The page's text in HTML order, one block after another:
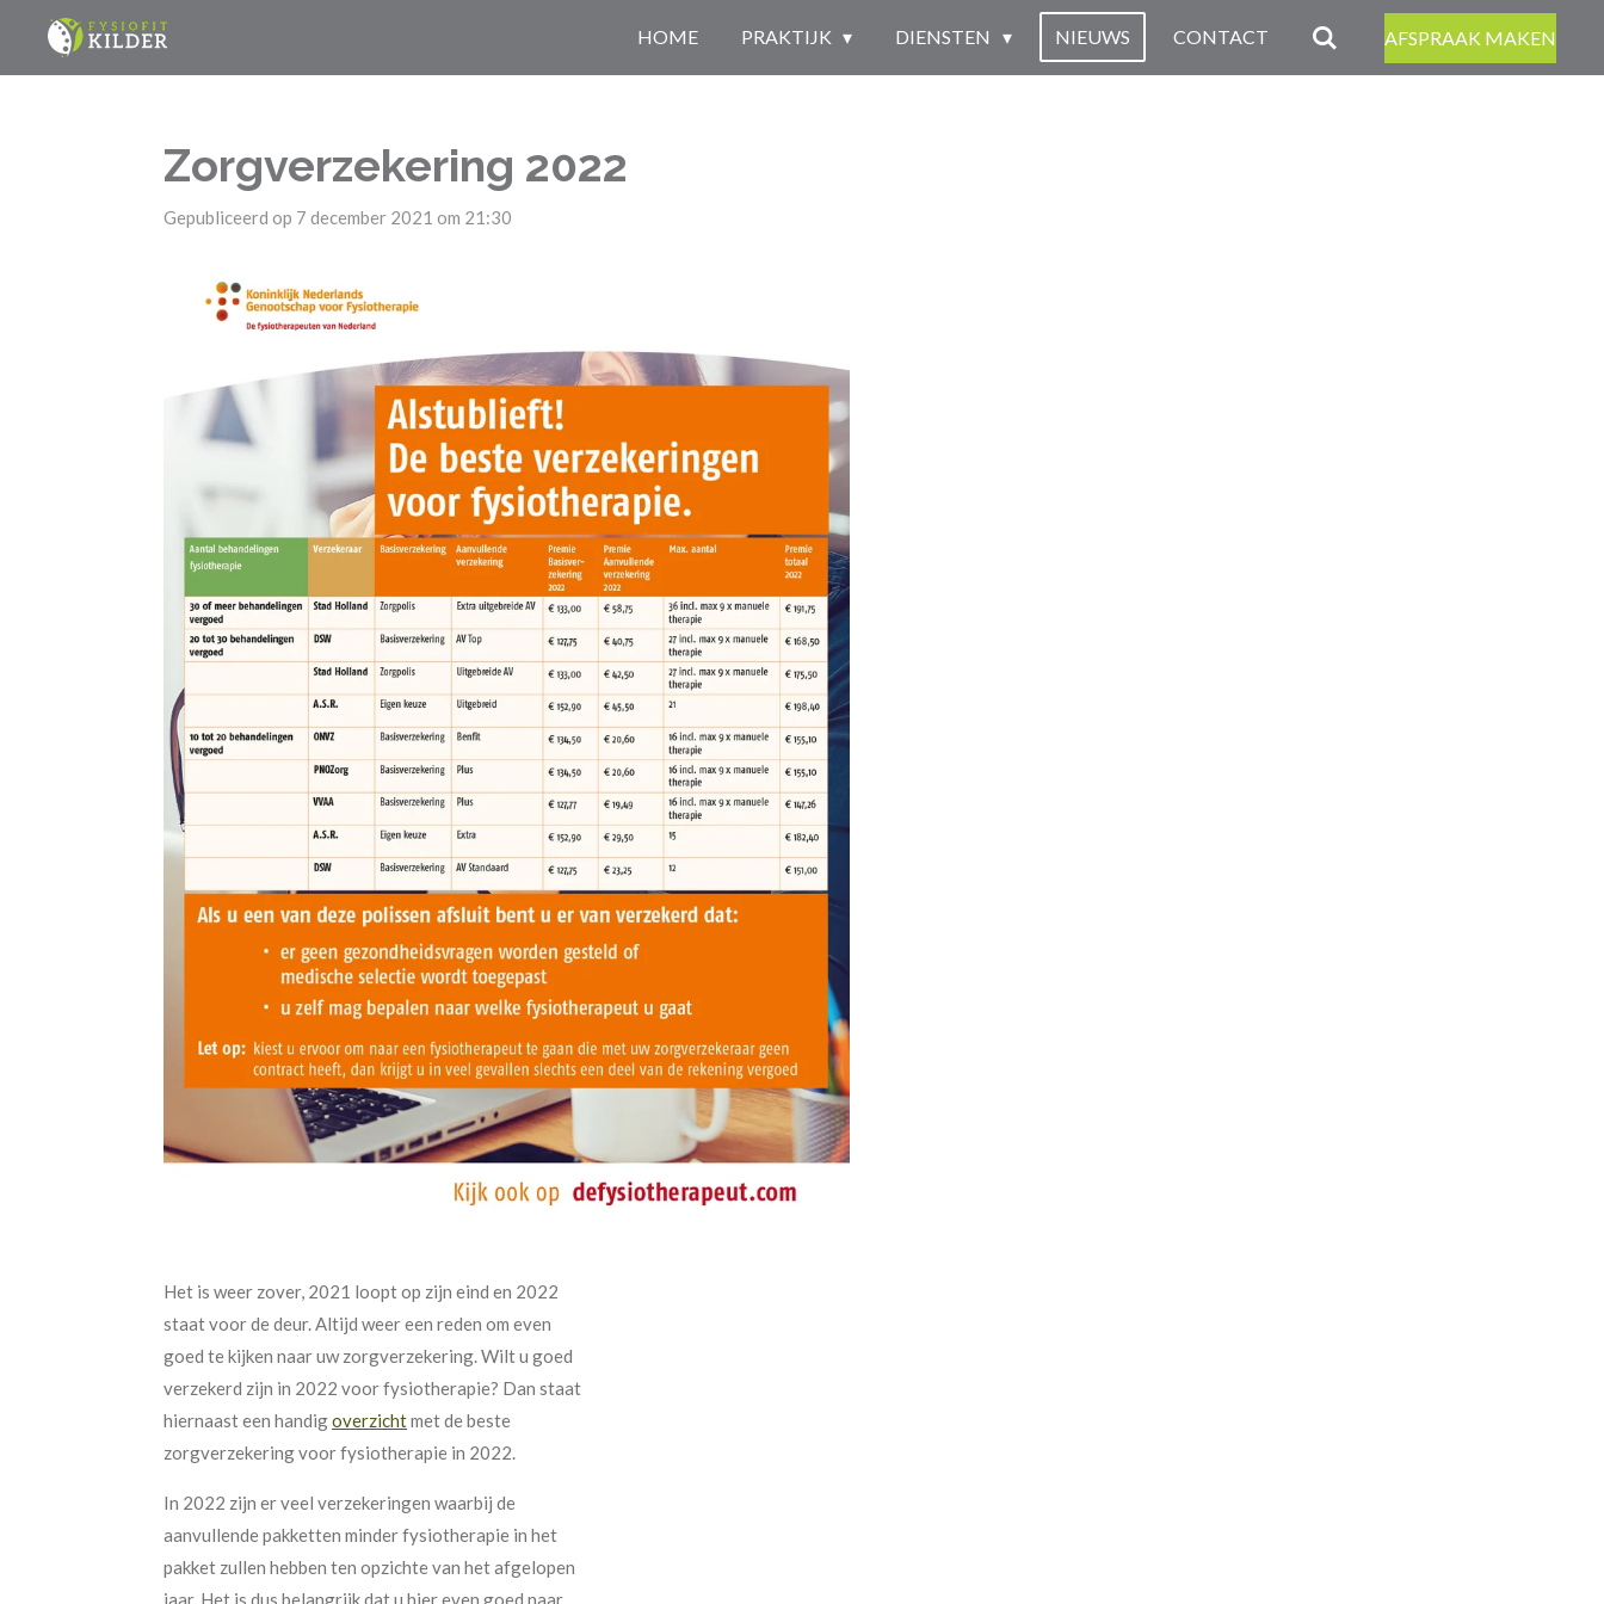
direct
HOME PRAKTIJK DIENSTEN NIEUWS CONTACT AFSPRAAK MAKEN
Zorgverzekering 2022
Gepubliceerd op 7 december 2021 om 21:30
Het is weer zover, 2021 loopt op zijn eind en 2022
staat voor de deur. Altijd weer een reden om even
goed te kijken naar uw zorgverzekering. Wilt u goed
verzekerd zijn in 2022 voor fysiotherapie? Dan staat
hiernaast een handigoverzichtmet de beste
zorgverzekering voor fysiotherapie in 2022.
In 2022 zijn er veel verzekeringen waarbij de
aanvullende pakketten minder fysiotherapie in het
pakket zullen hebben ten opzichte van het afgelopen
jaar. Het is dus belangrijk dat u hier even goed naar